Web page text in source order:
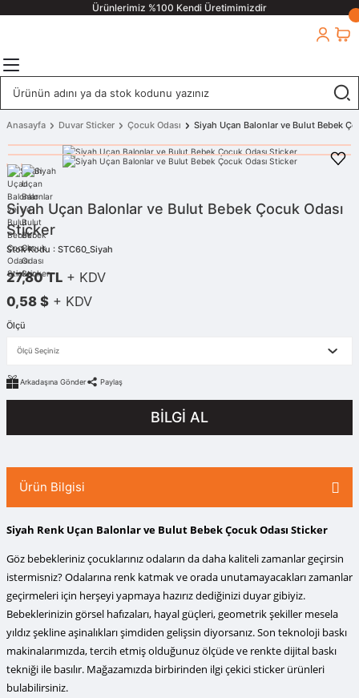
Ürünlerimiz %100 Kendi Üretimimizdir
Anasayfa Duvar Sticker Çocuk Odası Siyah Uçan Balonlar ve Bulut Bebek
Siyah Uçan Balonlar ve Bulut Bebek Çocuk Odası
Sticker
Stok Kodu : STC60_Siyah
27,80 TL + KDV
0,58 $ + KDV
Ölçü
Arkadaşına Gönder Paylaş
BİLGİ AL
Ürün Bilgisi
Siyah Renk Uçan Balonlar ve Bulut Bebek Çocuk Odası Sticker
Göz bebekleriniz çocuklarınız odaların da daha kaliteli zamanlar geçirsin
istermisniz? Odalarına renk katmak ve orada unutamayacakları zamanlar
geçirmeleri için herşeyi yapmaya hazırız dediğinizi duyar gibiyiz.
Bebeklerinizin görsel hafızaları, hayal güçleri, geometrik şekiller mesela
yıldız şekline aşinalıkları şimdiden gelişsin diyorsanız. Son teknoloji baskı
makinalarımızda, tercih etmiş olduğunuz ölçüde ve renkte dijital baskı
tekniği ile basılır. Mağazamızda birbirinden ilgi çekici sticker ürünleri
bulabilirsiniz.